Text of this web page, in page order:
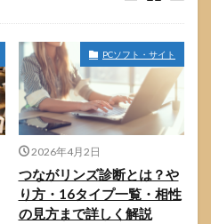
PCソフト・サイト
2026年4月2日
つながリンズ診断とは？や
り方・16タイプ一覧・相性
の見方まで詳しく解説